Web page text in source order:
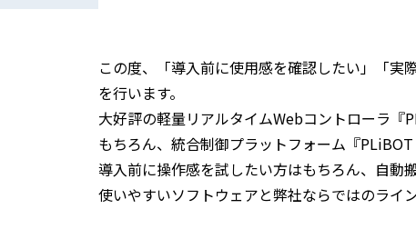
この度、「導入前に使用感を確認したい」「実
を行います。
大好評の軽量リアルタイムWebコントローラ『
もちろん、統合制御プラットフォーム『
導入前に操作感を試したい方はもちろん、自動
使いやすいソフトウェアと弊社ならではのライ